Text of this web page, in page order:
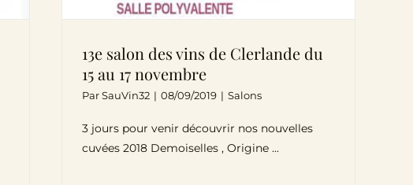
13e salon des vins de Clerlande du
15 au 17 novembre
ParSauVin32 | 08/09/2019 | Salons
3 jours pour venir découvrir nos nouvelles
cuvées 2018 Demoiselles , Origine ...